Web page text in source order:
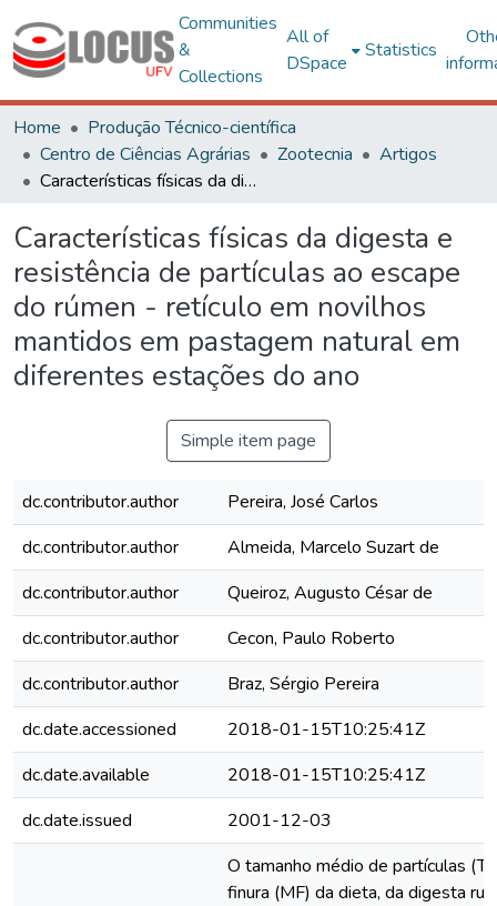
Communities
&
Collections
All of
DSpace
Statistics
Home
Produção Técnico-científica
Centro de Ciências Agrárias
Zootecnia
Artigos
Características físicas da digesta e resistência de partículas ao escape do rúmen - retículo em novilhos mantidos em pastagem natural em diferentes estações do ano
Características físicas da digesta e
resistência de partículas ao escape
do rúmen - retículo em novilhos
mantidos em pastagem natural em
diferentes estações do ano
Simple item page
dc.contributor.author
Pereira, José Carlos
dc.contributor.author
Almeida, Marcelo Suzart de
dc.contributor.author
Queiroz, Augusto César de
dc.contributor.author
Cecon, Paulo Roberto
dc.contributor.author
Braz, Sérgio Pereira
dc.date.accessioned
2018-01-15T10:25:41Z
dc.date.available
2018-01-15T10:25:41Z
dc.date.issued
2001-12-03
O tamanho médio de partículas
finura (MF) da dieta, da digesta